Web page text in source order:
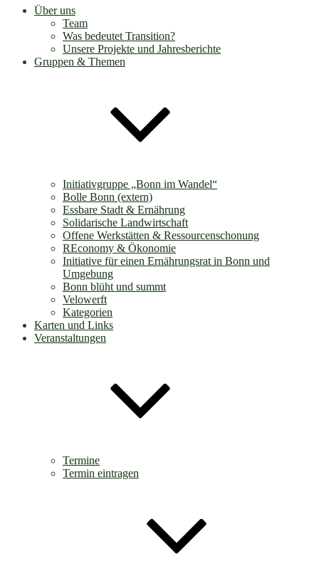
Über uns
Team
Was bedeutet Transition?
Unsere Projekte und Jahresberichte
Gruppen & Themen
Initiativgruppe „Bonn im Wandel“
Bolle Bonn (extern)
Essbare Stadt & Ernährung
Solidarische Landwirtschaft
Offene Werkstätten & Ressourcenschonung
REconomy & Ökonomie
Initiative für einen Ernährungsrat in Bonn und
Umgebung
Bonn blüht und summt
Velowerft
Kategorien
Karten und Links
Veranstaltungen
Termine
Termin eintragen